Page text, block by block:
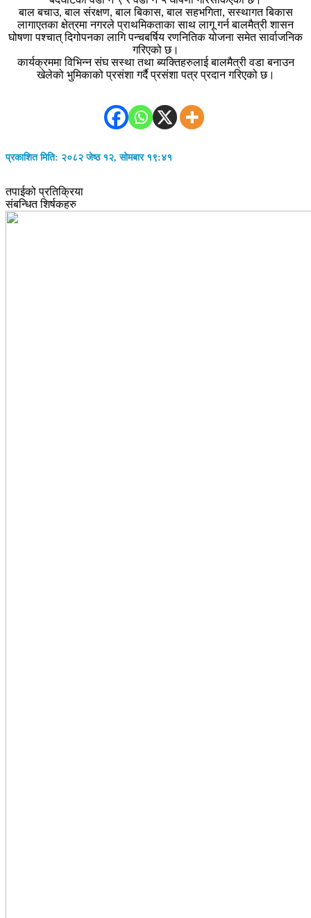
बाल बचाउ, बाल संरक्षण, बाल बिकास, बाल सहभगिता, सस्थागत बिकास
लागाएतका क्षेत्रमा नगरले प्राथमिकताका साथ लागू गर्न बालमैत्री शासन
घोषणा पश्चात् दिगोपनका लागि पन्चबर्षिय रणनितिक योजना समेत सार्वाजनिक
गरिएको छ।
कार्यक्रममा विभिन्न संघ सस्था तथा ब्यक्तिहरुलाई बालमैत्री वडा बनाउन
खेलेको भुमिकाको प्रसंशा गर्दै प्रसंशा पत्र प्रदान गरिएको छ।
प्रकाशित मिति: २०८२ जेष्ठ १२, सोमबार १९:४१
तपाईको प्रतिक्रिया
संबन्धित शिर्षकहरु